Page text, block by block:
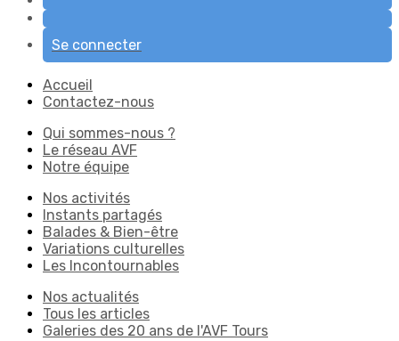
Se connecter
Accueil
Contactez-nous
Qui sommes-nous ?
Le réseau AVF
Notre équipe
Nos activités
Instants partagés
Balades & Bien-être
Variations culturelles
Les Incontournables
Nos actualités
Tous les articles
Galeries des 20 ans de l'AVF Tours